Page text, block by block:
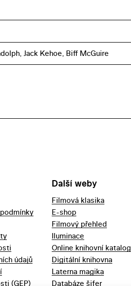
Jack Kehoe, Biff McGuire
údajů
(GEP)
Další weby
Filmová klasika
E-shop
Filmový přehled
Iluminace
Online knihovní katalog
Digitální knihovna
Laterna magika
Databáze šifer